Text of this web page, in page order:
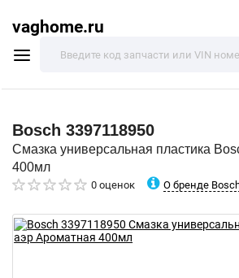
vaghome.ru
Bosch 3397118950
Смазка универсальная пластика
400мл
0 оценок О бренде